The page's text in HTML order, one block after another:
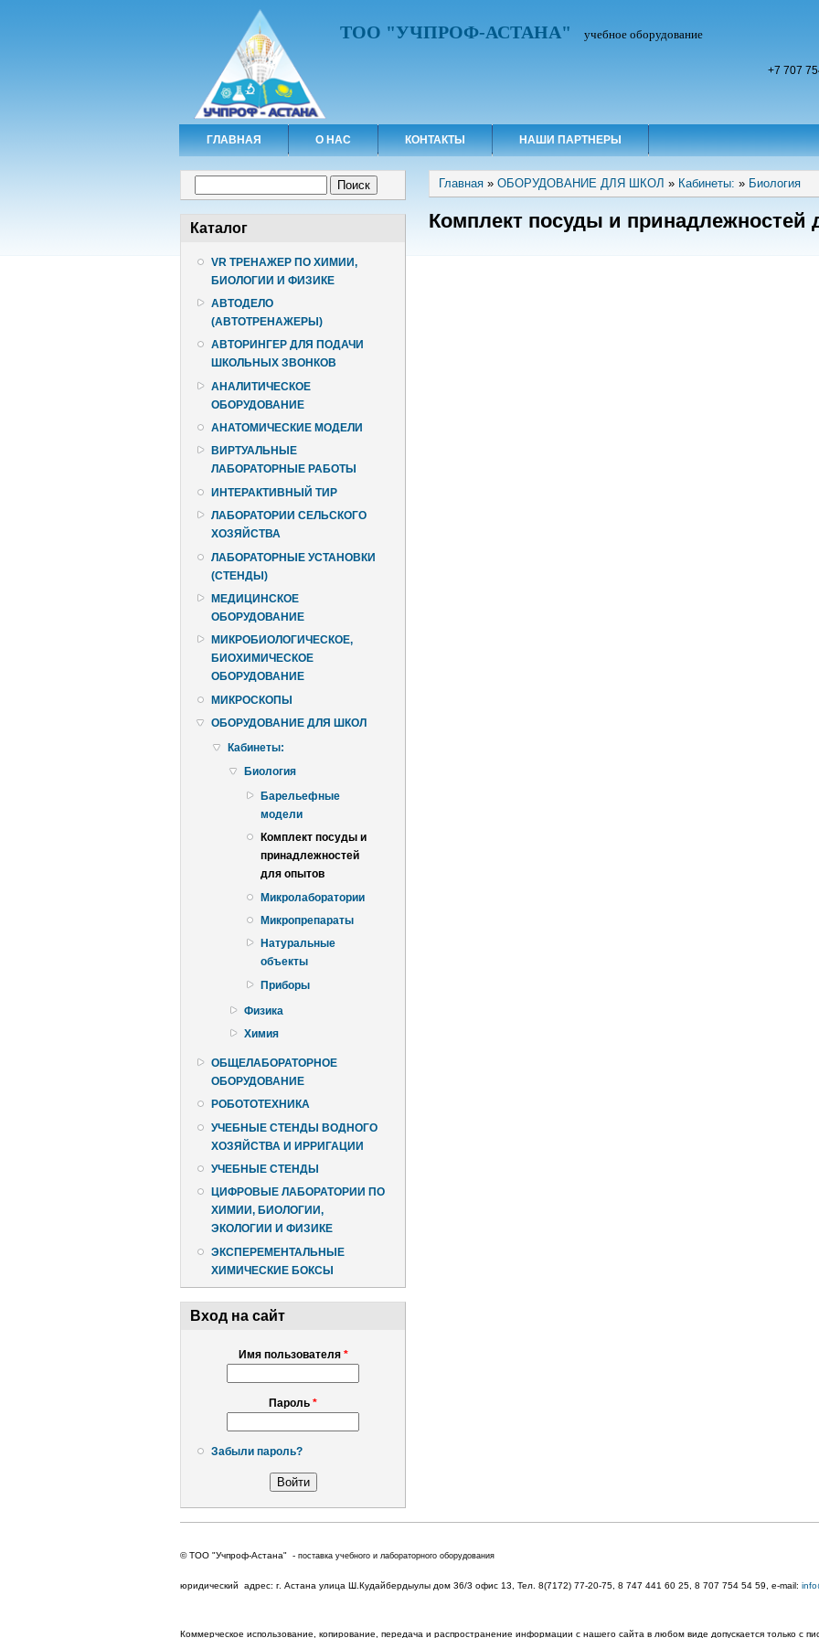
ТОО "УЧПРОФ-АСТАНА" учебное оборудование
+7 707
ГЛАВНАЯ О НАС КОНТАКТЫ НАШИ ПАРТНЕРЫ
Каталог
VR ТРЕНАЖЕР ПО ХИМИИ,
БИОЛОГИИ И ФИЗИКЕ
АВТОДЕЛО
(АВТОТРЕНАЖЕРЫ)
АВТОРИНГЕР ДЛЯ ПОДАЧИ
ШКОЛЬНЫХ ЗВОНКОВ
АНАЛИТИЧЕСКОЕ
ОБОРУДОВАНИЕ
АНАТОМИЧЕСКИЕ МОДЕЛИ
ВИРТУАЛЬНЫЕ
ЛАБОРАТОРНЫЕ РАБОТЫ
ИНТЕРАКТИВНЫЙ ТИР
ЛАБОРАТОРИИ СЕЛЬСКОГО
ХОЗЯЙСТВА
ЛАБОРАТОРНЫЕ УСТАНОВКИ
(СТЕНДЫ)
МЕДИЦИНСКОЕ
ОБОРУДОВАНИЕ
МИКРОБИОЛОГИЧЕСКОЕ,
БИОХИМИЧЕСКОЕ
ОБОРУДОВАНИЕ
МИКРОСКОПЫ
ОБОРУДОВАНИЕ ДЛЯ ШКОЛ
Кабинеты:
Биология
Барельефные
модели
Комплект посуды и
принадлежностей
для опытов
Микролаборатории
Микропрепараты
Натуральные
объекты
Приборы
Физика
Химия
ОБЩЕЛАБОРАТОРНОЕ
ОБОРУДОВАНИЕ
РОБОТОТЕХНИКА
УЧЕБНЫЕ СТЕНДЫ ВОДНОГО
ХОЗЯЙСТВА И ИРРИГАЦИИ
УЧЕБНЫЕ СТЕНДЫ
ЦИФРОВЫЕ ЛАБОРАТОРИИ ПО
ХИМИИ, БИОЛОГИИ,
ЭКОЛОГИИ И ФИЗИКЕ
ЭКСПЕРЕМЕНТАЛЬНЫЕ
ХИМИЧЕСКИЕ БОКСЫ
Вход на сайт
Имя пользователя *
Пароль *
Забыли пароль?
Вы здесь
Главная » ОБОРУДОВАНИЕ ДЛЯ ШКОЛ » Кабинеты: » Биология
Комплект посуды и принадлежностей
© ТОО "Учпроф-Астана" - поставка учебного и лабораторного оборудования
юридический адрес: г. Астана улица Ш.Кудайбердыулы дом 36/3 офис 13, Тел. 8(7172) 77-20-75, 8 747 441 60 25, 8 707 754 54 59 , e-mail:
Коммерческое использование, копирование, передача и распространение информации с нашего сайта в любом виде допускается только с